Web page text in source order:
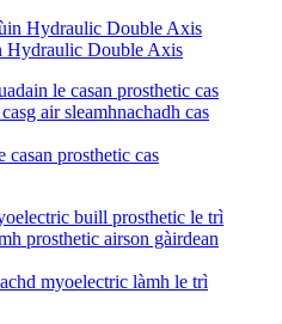
Hydraulic Double Axis
casan prosthetic cas
myoelectric làmh le trì